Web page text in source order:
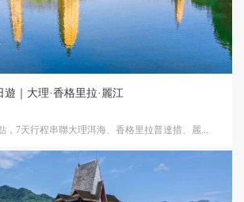
遊｜大理·香格里拉·麗江
，7天行程串聯大理洱海、香格里拉普達措、麗...